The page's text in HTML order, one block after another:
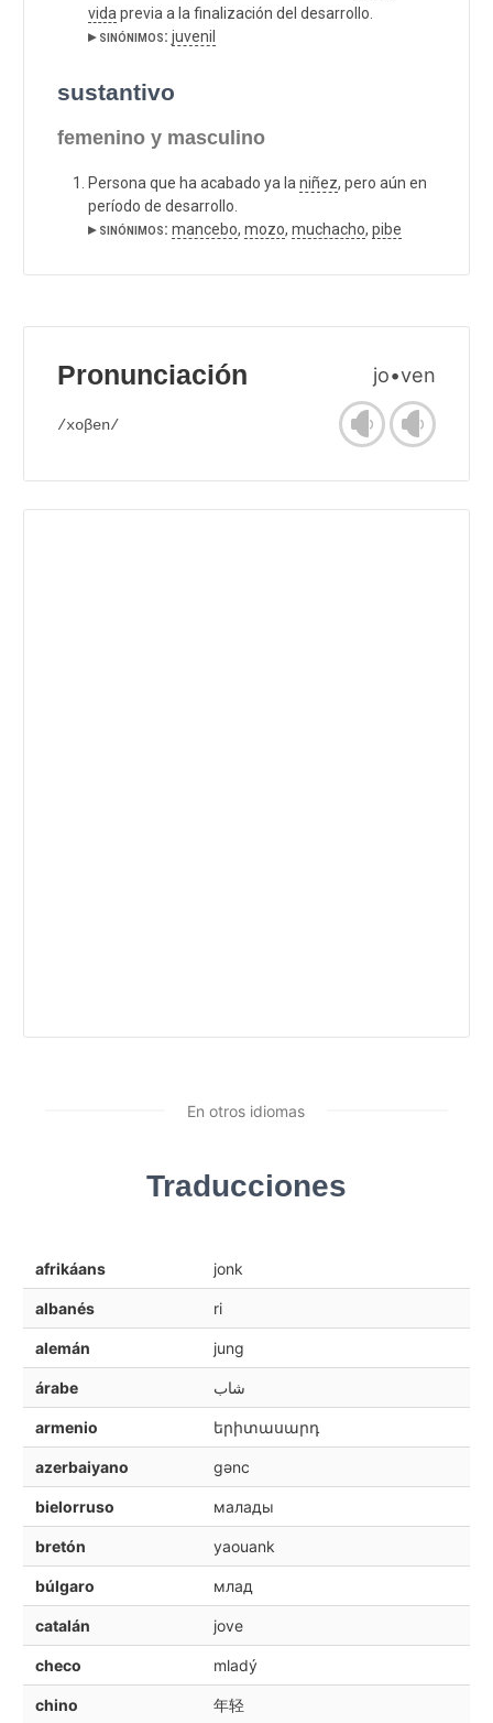
vida previa a la finalización del desarrollo.
▸ sinónimos: juvenil
sustantivo
femenino y masculino
Persona que ha acabado ya la niñez, pero aún en
período de desarrollo.
▸ sinónimos: mancebo, mozo, muchacho, pibe
Pronunciación jo•ven
/xoβen/
En otros idiomas
Traducciones
afrikáans jonk
albanés ri
alemán jung
árabe شاب
armenio երիտասարդ
azerbaiyano gənc
bielorruso малады
bretón yaouank
búlgaro млад
catalán jove
checo mladý
chino 年轻